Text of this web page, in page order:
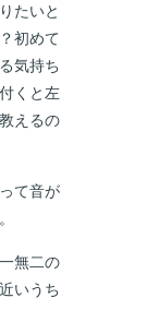
たいと
初めて
気持ち
くと左
えるの
て音が
無二の
いうち